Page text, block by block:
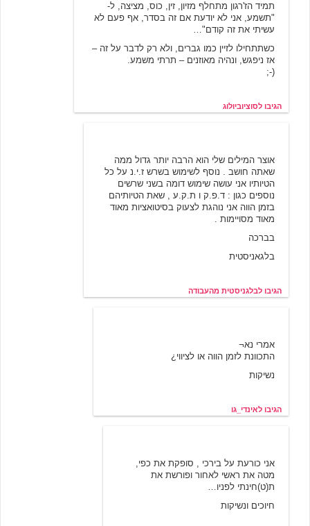
תמיד הז'רגון מתחלף מזיון, זין, כוס, מציצה, ל-
"תשמע, אני לא יודעת אם זה בסדר, אף פעם לא
עשיתי את זה קודם"…
כשתתחילו לזיין כמו גברים, ולא רק לדבר על זה –
אז ניפגש, ונהיה מאוזנים – תרתי משמע.
(-;
הגיבו לסוציוביולוג
אוצר המילים שלי הוא הרבה יותר גדול ממה
שאתה חושב . נוסף לשימוש בשרש ז.י.נ על כל
הטיותיו אני עושה שימוש דומה בשני שרשים
נוספים כגון : ד.פ.ק ו ת.ק.ע , שאת הטיותיהם
בזמן הווה אני נוהגת לצעוק בסיטואציות מאוד
מאוד מסויימות .
בברכה
בלגאניסטית
הגיבו לבלגניסטית מהעבודה
אמרי נא¬
התכוונת לזמן הווה או לציווי¿
נשיקות
הגיבו לאינדי_גו
אני כורעת על בירכי , סופקת את כפי,
מטה את ראשי לאחור ופורשת את
ת(ט)חינתי לפניו…
חיוכים ונשיקות